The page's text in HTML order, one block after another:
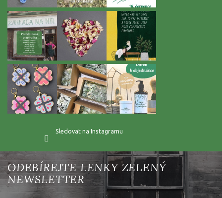
Sledovat na Instagramu
Vložte svůj e-mail a my vám budeme zasílat informace o nových